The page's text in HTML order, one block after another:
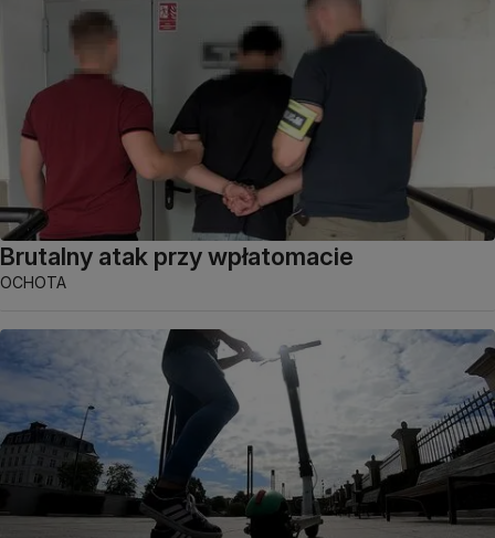
Brutalny atak przy wpłatomacie
OCHOTA